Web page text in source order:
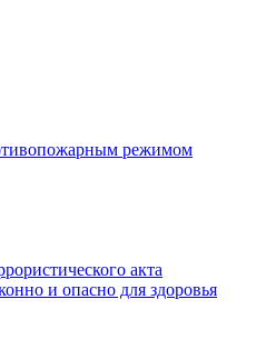
режимом
акта
и опасно для здоровья